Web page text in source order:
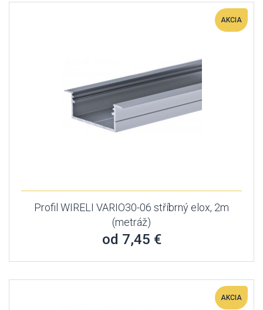
AKCIA
Profil WIRELI VARIO30-06 stříbrný elox, 2m
(metráž)
od 7,45 €
AKCIA